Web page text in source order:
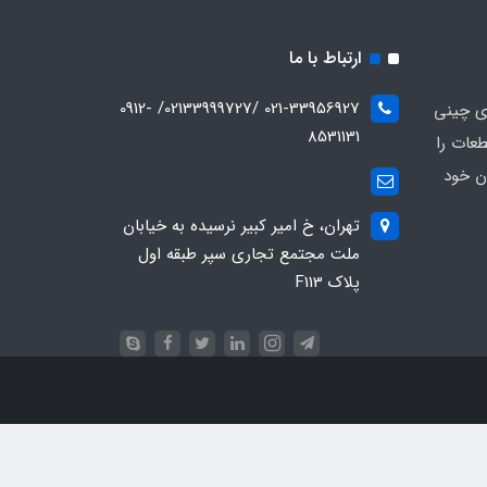
چینی
را
خود
ارتباط با ما
021-33956927 /02133999727/ 0912-
8531131
تهران، خ امیر کبیر نرسیده به خیابان
ملت مجتمع تجاری سپر طبقه اول
پلاک F113